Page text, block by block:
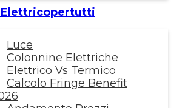
Elettricopertutti
Luce
Colonnine Elettriche
Elettrico Vs Termico
Calcolo Fringe Benefit